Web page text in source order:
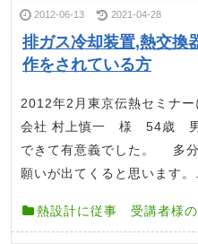
2012-06-13 2021-04-28
排ガス冷却装置,熱交換
作をされている方
2012年2月東京伝熱セミナ
会社 村上慎一 様 54歳 男
できて有意義でした。 多
願いが出てくると思います。
熱設計に従事 受講者様